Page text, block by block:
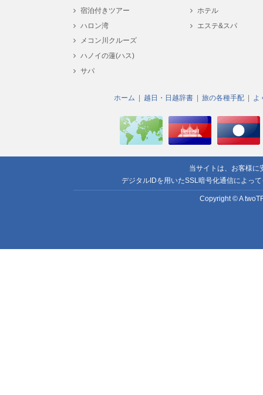
宿泊付きツアー
ハロン湾
メコン川クルーズ
ハノイの蓮(ハス)
サパ
ホテル
エステ&スパ
ホーム 越日・日越辞書 旅の各種手配 よ
当サイトは、お客様に
デジタルIDを用いたSSL暗号化通信によっ
Copyright © A